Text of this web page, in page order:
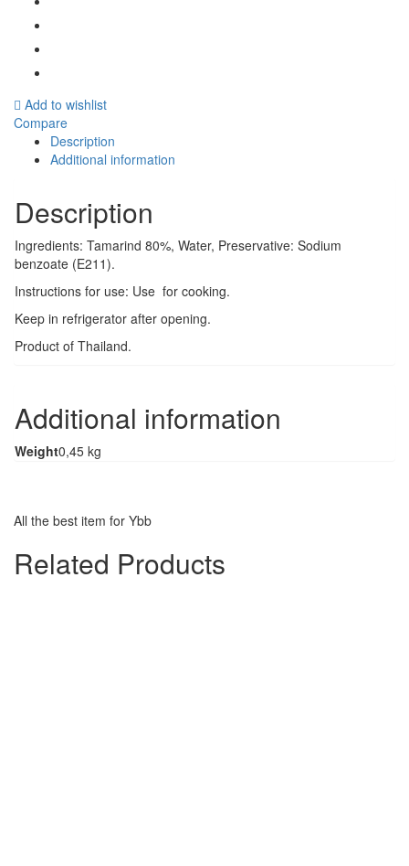
Add to wishlist
Compare
Description
Additional information
Description
Ingredients: Tamarind 80%, Water, Preservative: Sodium
benzoate (E211).
Instructions for use: Use for cooking.
Keep in refrigerator after opening.
Product of Thailand.
Additional information
Weight0,45 kg
All the best item for Ybb
Related Products